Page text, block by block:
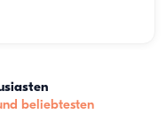
beliebtesten